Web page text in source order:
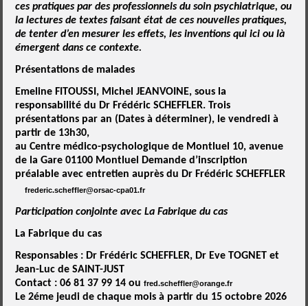
ces pratiques par des professionnels du soin psychiatrique, ou
la lectures de textes faisant état de ces nouvelles pratiques,
de tenter d’en mesurer les effets,les inventions qui ici ou là
émergent dans ce contexte.
Présentations de malades
Emeline FITOUSSI, Michel JEANVOINE, sous la
responsabilité du Dr Frédéric SCHEFFLER. Trois
présentations par an (Dates à déterminer), le vendredi à
partir de 13h30,
au Centre médico-psychologique de Montluel 10, avenue
de la Gare 01100 Montluel
Demande d’inscription
préalable avec entretien auprès du Dr Frédéric SCHEFFLER
frederic.scheffler@orsac-cpa01.fr
Participation conjointe avec La Fabrique du cas
La Fabrique du cas
Responsables : Dr Frédéric SCHEFFLER, Dr Eve TOGNET et
Jean-Luc de SAINT-JUST
Contact : 06 81 37 99 14 oufred.scheffler@orange.fr
Le 2éme jeudi de chaque mois à partir du 15 octobre 2026